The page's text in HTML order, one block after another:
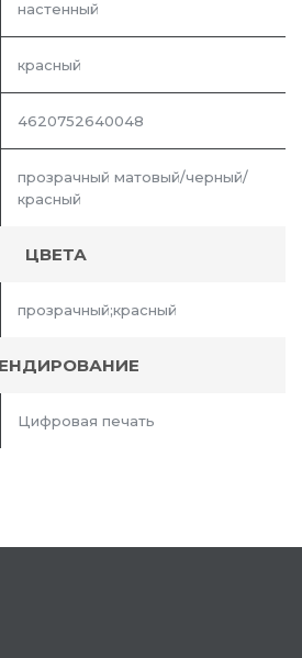
настенный
красный
4620752640048
прозрачный матовый/черный/
красный
ЦВЕТА
прозрачный;красный
Цифровая печать